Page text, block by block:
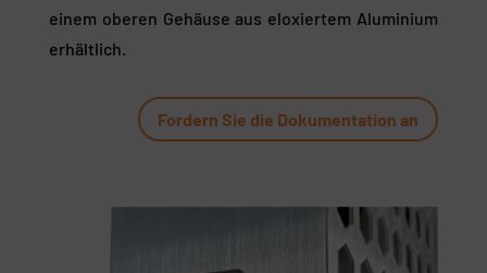
einem oberen Gehäuse aus eloxiertem Aluminium
erhältlich.
Fordern Sie die Dokumentation an